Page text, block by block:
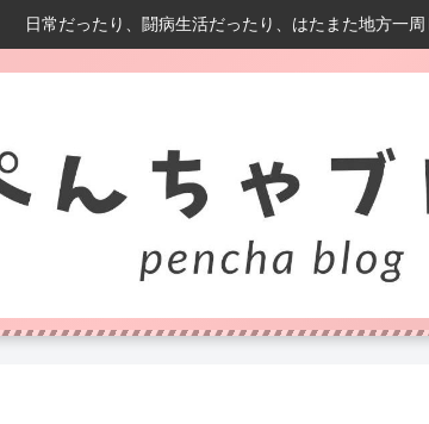
日常だったり、闘病生活だったり、はたまた地方一周